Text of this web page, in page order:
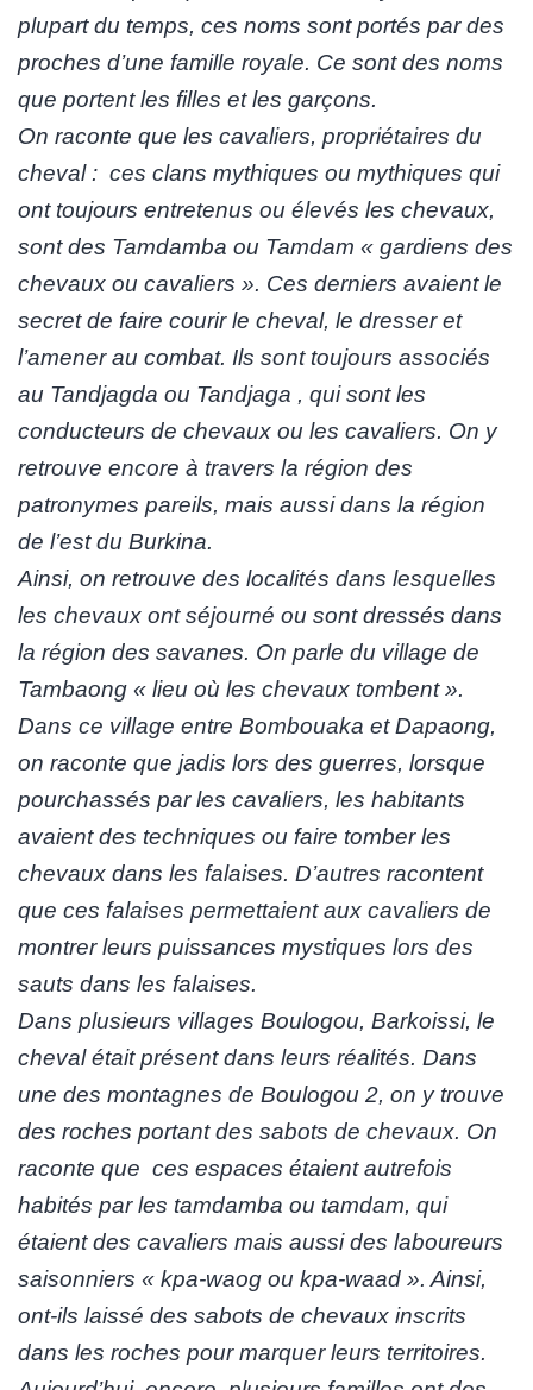
plupart du temps, ces noms sont portés par des
proches d’une famille royale. Ce sont des noms
que portent les filles et les garçons.
On raconte que les cavaliers, propriétaires du
cheval : ces clans mythiques ou mythiques qui
ont toujours entretenus ou élevés les chevaux,
sont des Tamdamba ou Tamdam « gardiens des
chevaux ou cavaliers ». Ces derniers avaient le
secret de faire courir le cheval, le dresser et
l’amener au combat. Ils sont toujours associés
au Tandjagda ou Tandjaga , qui sont les
conducteurs de chevaux ou les cavaliers. On y
retrouve encore à travers la région des
patronymes pareils, mais aussi dans la région
de l’est du Burkina.
Ainsi, on retrouve des localités dans lesquelles
les chevaux ont séjourné ou sont dressés dans
la région des savanes. On parle du village de
Tambaong « lieu où les chevaux tombent ».
Dans ce village entre Bombouaka et Dapaong,
on raconte que jadis lors des guerres, lorsque
pourchassés par les cavaliers, les habitants
avaient des techniques ou faire tomber les
chevaux dans les falaises. D’autres racontent
que ces falaises permettaient aux cavaliers de
montrer leurs puissances mystiques lors des
sauts dans les falaises.
Dans plusieurs villages Boulogou, Barkoissi, le
cheval était présent dans leurs réalités. Dans
une des montagnes de Boulogou 2, on y trouve
des roches portant des sabots de chevaux. On
raconte que ces espaces étaient autrefois
habités par les tamdamba ou tamdam, qui
étaient des cavaliers mais aussi des laboureurs
saisonniers « kpa-waog ou kpa-waad ». Ainsi,
ont-ils laissé des sabots de chevaux inscrits
dans les roches pour marquer leurs territoires.